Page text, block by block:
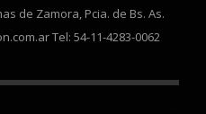
de Zamora, Pcia. de Bs. As.
Tel: 54-11-4283-0062